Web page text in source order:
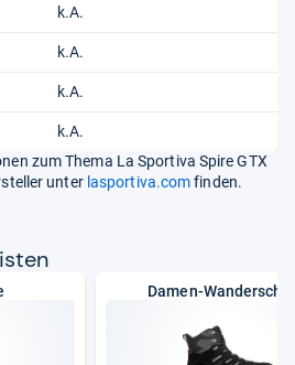
k.A.
k.A.
k.A.
k.A.
zum Thema La Sportiva Spire GTX
unter lasportiva.comfinden.
Damen-